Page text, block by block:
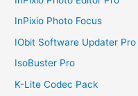
InPixio Photo Focus
IObit Software Updater Pro
IsoBuster Pro
K-Lite Codec Pack